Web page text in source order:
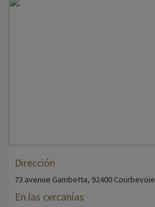
Dirección
73 avenue Gambetta, 92400 Courbevoie
En las cercanías